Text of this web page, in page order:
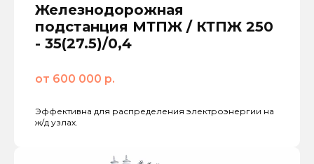
Железнодорожная
подстанция МТПЖ / КТПЖ 250
- 35(27.5)/0,4
от 600 000 р.
Эффективна для распределения электроэнергии на
ж/д узлах.